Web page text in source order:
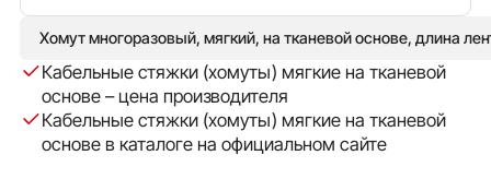
Хомут многоразовый, мягкий, на тканевой основе, длина
Кабельные стяжки (хомуты) мягкие на тканевой
основе – цена производителя
Кабельные стяжки (хомуты) мягкие на тканевой
основе в каталоге на официальном сайте